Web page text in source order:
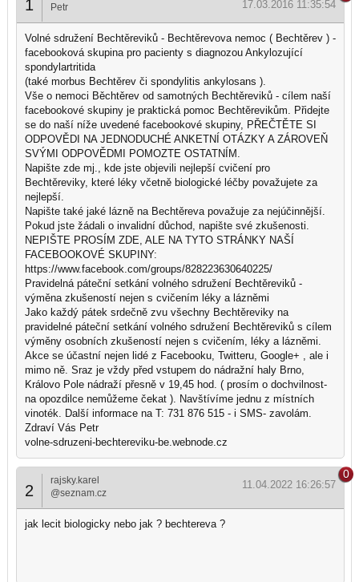
1 Petr 17.03.2016 11:35:54
Volné sdružení Bechtěreviků - Bechtěrevova nemoc ( Bechtěrev ) -
facebooková skupina pro pacienty s diagnozou Ankylozující
spondylartritida
(také morbus Bechtěrev či spondylitis ankylosans ).
Vše o nemoci Běchtěrev od samotných Bechtěreviků - cílem naší
facebookové skupiny je praktická pomoc Bechtěrevikům. Přidejte
se do naší níže uvedené facebookové skupiny, PŘEČTĚTE SI
ODPOVĚDI NA JEDNODUCHÉ ANKETNÍ OTÁZKY A ZÁROVEŇ
SVÝMI ODPOVĚDMI POMOZTE OSTATNÍM.
Napište zde mj., kde jste objevili nejlepší cvičení pro
Bechtěreviky, které léky včetně biologické léčby považujete za
nejlepší.
Napište také jaké lázně na Bechtěreva považuje za nejúčinnější.
Pokud jste žádali o invalidní důchod, napište své zkušenosti.
NEPIŠTE PROSÍM ZDE, ALE NA TYTO STRÁNKY NAŠÍ
FACEBOOKOVÉ SKUPINY:
https://www.facebook.com/groups/828223630640225/
Pravidelná páteční setkání volného sdružení Bechtěreviků -
výměna zkušeností nejen s cvičením léky a lázněmi
Jako každý pátek srdečně zvu všechny Bechtěreviky na
pravidelné páteční setkání volného sdružení Bechtěreviků s cílem
výměny osobních zkušeností nejen s cvičením, léky a lázněmi.
Akce se účastní nejen lidé z Facebooku, Twitteru, Google+ , ale i
mimo ně. Sraz je vždy před vstupem do nádražní haly Brno,
Královo Pole nádraží přesně v 19,45 hod. ( prosím o dochvilnost-
na opozdilce nemůžeme čekat ). Navštívíme jednu z místních
vinoték. Další informace na T: 731 876 515 - i SMS- zavolám.
Zdraví Vás Petr
volne-sdruzeni-bechtereviku-be.webnode.cz
0
2
rajsky.karel
@seznam.cz
11.04.2022 16:26:57
jak lecit biologicky nebo jak ? bechtereva ?